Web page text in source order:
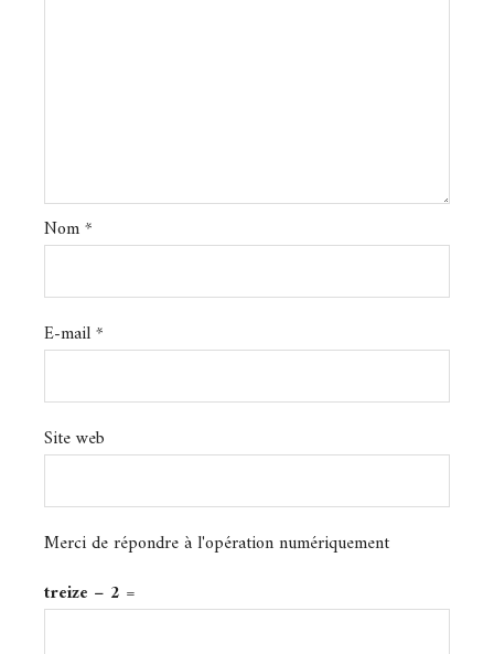
Nom*
E-mail*
Site web
Merci de répondre à l'opération numériquement
treize − 2 =